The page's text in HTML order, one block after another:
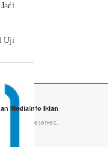
Uji
MediaInfo Iklan
All Rights Reserved.